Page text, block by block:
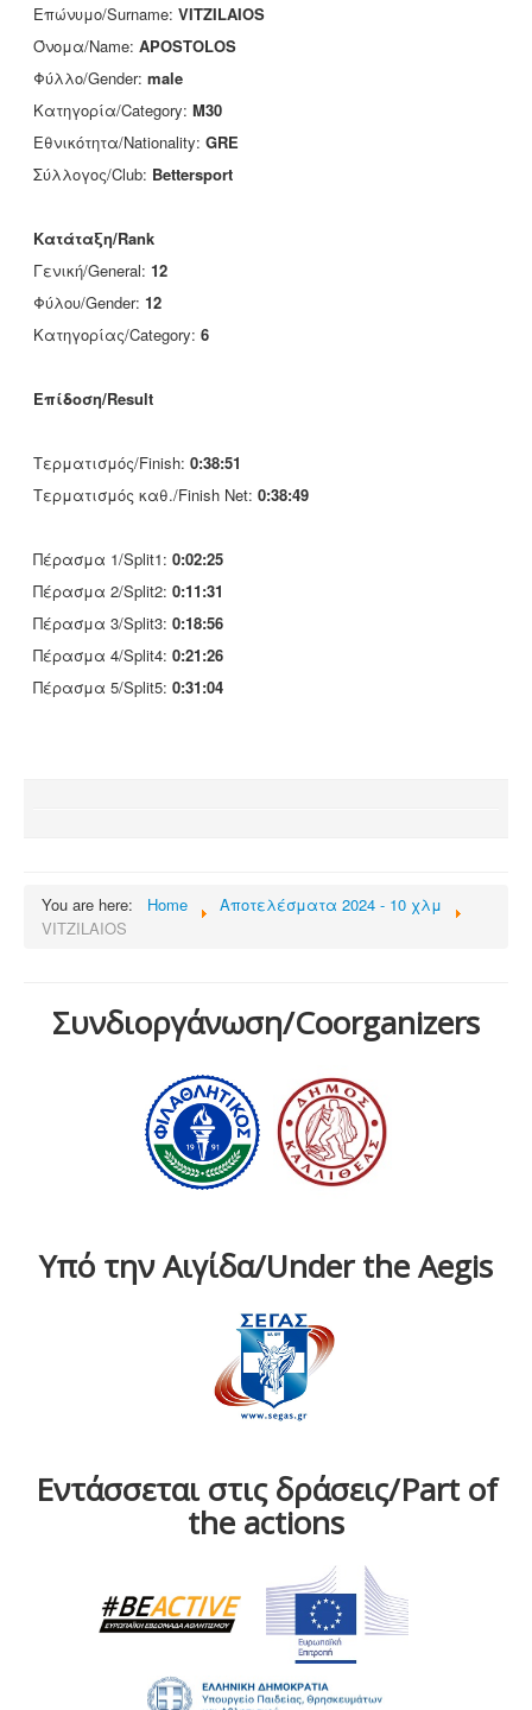
Επώνυμο/Surname: VITZILAIOS
Όνομα/Name: APOSTOLOS
Φύλλο/Gender: male
Κατηγορία/Category: M30
Εθνικότητα/Nationality: GRE
Σύλλογος/Club: Bettersport
Κατάταξη/Rank
Γενική/General: 12
Φύλου/Gender: 12
Κατηγορίας/Category: 6
Επίδοση/Result
Τερματισμός/Finish: 0:38:51
Τερματισμός καθ./Finish Net: 0:38:49
Πέρασμα 1/Split1: 0:02:25
Πέρασμα 2/Split2: 0:11:31
Πέρασμα 3/Split3: 0:18:56
Πέρασμα 4/Split4: 0:21:26
Πέρασμα 5/Split5: 0:31:04
You are here: Home
Αποτελέσματα 2024 - 10 χλμ
VITZILAIOS
Συνδιοργάνωση/Coorganizers
Υπό την Αιγίδα/Under the Aegis
Εντάσσεται στις δράσεις/Part of
the actions